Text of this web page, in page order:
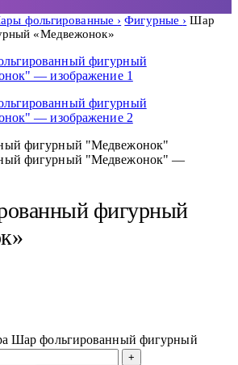
фольгированные Фигурные
Шар
«Медвежонок»
фигурный
Шар фольгированный фигурный